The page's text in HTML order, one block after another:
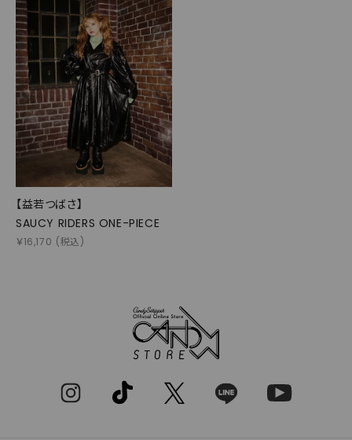
【益若つばさ】
SAUCY RIDERS ONE-PIECE
￥16,170 (税込)